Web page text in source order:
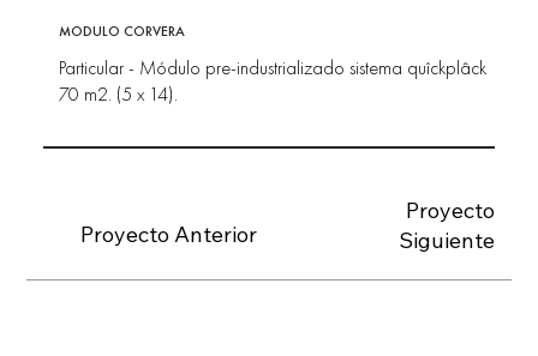
Proyecto
Siguiente
Proyecto Anterior
MODULO CORVERA
Particular - Módulo pre-industrializado sistema quîckplâck
70 m2. (5 x 14).